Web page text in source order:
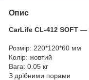
Опис
CarLife CL-412 SOFT —
Розмір: 220*120*60 мм
Колір: жовтий
Вага: 0.05 кг
З дрібними порами